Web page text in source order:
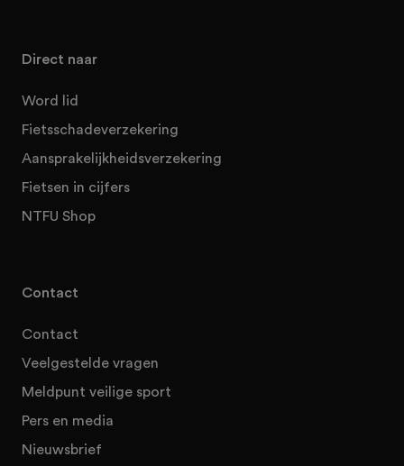
Direct naar
Word lid
Fietsschadeverzekering
Aansprakelijkheidsverzekering
Fietsen in cijfers
NTFU Shop
Contact
Contact
Veelgestelde vragen
Meldpunt veilige sport
Pers en media
Nieuwsbrief